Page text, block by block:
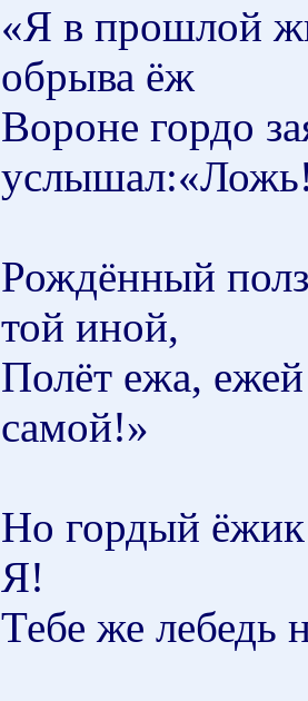
«Я в прошлой
обрыва ёж
Вороне гордо
Рождённый
той иной,
Полёт ежа,
самой!»
Но гордый
Я!
Тебе же лебедь